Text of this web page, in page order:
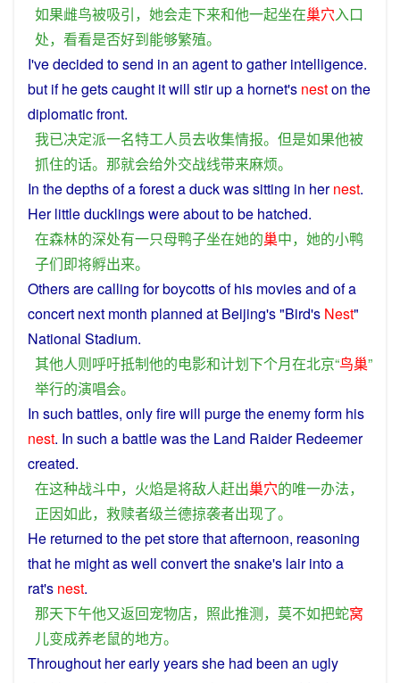
如果雌鸟被吸引， 她会走下来和他一起坐在巢穴入口
处， 看看是否好到能够繁殖。
I'vedecided tosend in an agenttogather intelligence.
but if hegetscaught itwill stir upa hornet's neston the
diplomaticfront.
我已决定派一名特工人员去收集情报。 但是如果他被
抓住的话。 那就会给外交战线带来麻烦。
In thedepthsofaforestaduckwassitting in her nest.
Her littleducklingswereabout to be hatched.
在森林的深处有一只母鸭子坐在她的巢中， 她的小鸭
子们即将孵出来。
Othersarecalling forboycottsofhis moviesand of a
concert next month planned at Beijing's "Bird's Nest"
National Stadium.
其他人则呼吁抵制他的电影和计划下个月在北京“鸟巢”
举行的演唱会。
In such battles, onlyfirewill purge theenemyform his
nest. In such abattlewasthe Land RaiderRedeemer
created.
在这种战斗中， 火焰是将敌人赶出巢穴的唯一办法，
正因如此， 救赎者级兰德掠袭者出现了。
He returned to thepetstorethatafternoon, reasoning
that he mightaswell convertthesnake's lair intoa
rat's nest.
那天下午他又返回宠物店， 照此推测， 莫不如把蛇窝
儿变成养老鼠的地方。
Throughout her early yearsshe had been an ugly